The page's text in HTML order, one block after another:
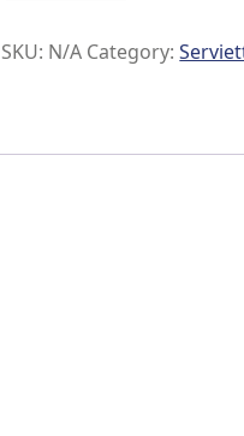
SKU: N/A Category: